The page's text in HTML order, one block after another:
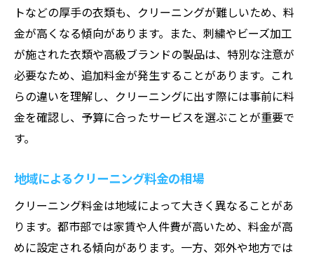
クリーニング料金の交渉術
クリーニング料金の内訳を理解して賢く利用
基本料金と追加料金の違い
特殊な素材の追加費用とは
サービス内容の詳細を確認する
不明瞭な料金設定を避ける
クリーニング料金の差を生む要因とその対策法
高級ブランド品のクリーニング料金
洗浄技術の違いによる料金差
トなどの厚手の衣類も、クリーニングが難しいため、料
金が高くなる傾向があります。また、刺繍やビーズ加工
が施された衣類や高級ブランドの製品は、特別な注意が
必要なため、追加料金が発生することがあります。これ
らの違いを理解し、クリーニングに出す際には事前に料
金を確認し、予算に合ったサービスを選ぶことが重要で
す。
地域によるクリーニング料金の相場
クリーニング料金は地域によって大きく異なることがあ
ります。都市部では家賃や人件費が高いため、料金が高
めに設定される傾向があります。一方、郊外や地方では